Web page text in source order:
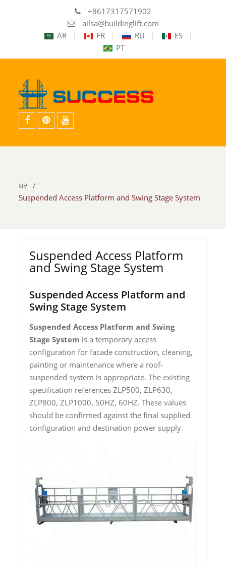
+8617317571902
ailsa@buildinglift.com
AR
FR RU
ES
PT
ટ્યુબ
ઘર
Suspended Access Platform and Swing Stage System
Suspended Access Platform
and Swing Stage System
Suspended Access Platform and
Swing Stage System
Suspended Access Platform and Swing
Stage System is a temporary access
configuration for facade construction, cleaning,
painting or maintenance where a roof-
suspended system is appropriate. The existing
specification references ZLP500, ZLP630,
ZLP800, ZLP1000, 50HZ, 60HZ. These values
should be confirmed against the final supplied
configuration and destination power supply.